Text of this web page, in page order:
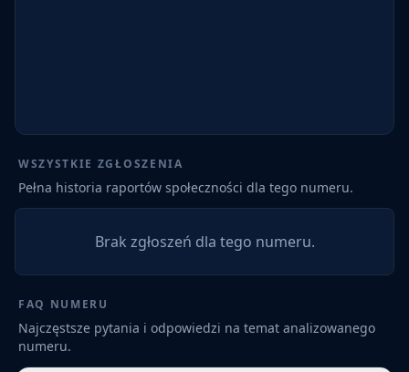
WSZYSTKIE ZGŁOSZENIA
Pełna historia raportów społeczności dla tego numeru.
Brak zgłoszeń dla tego numeru.
FAQ NUMERU
Najczęstsze pytania i odpowiedzi na temat analizowanego
numeru.